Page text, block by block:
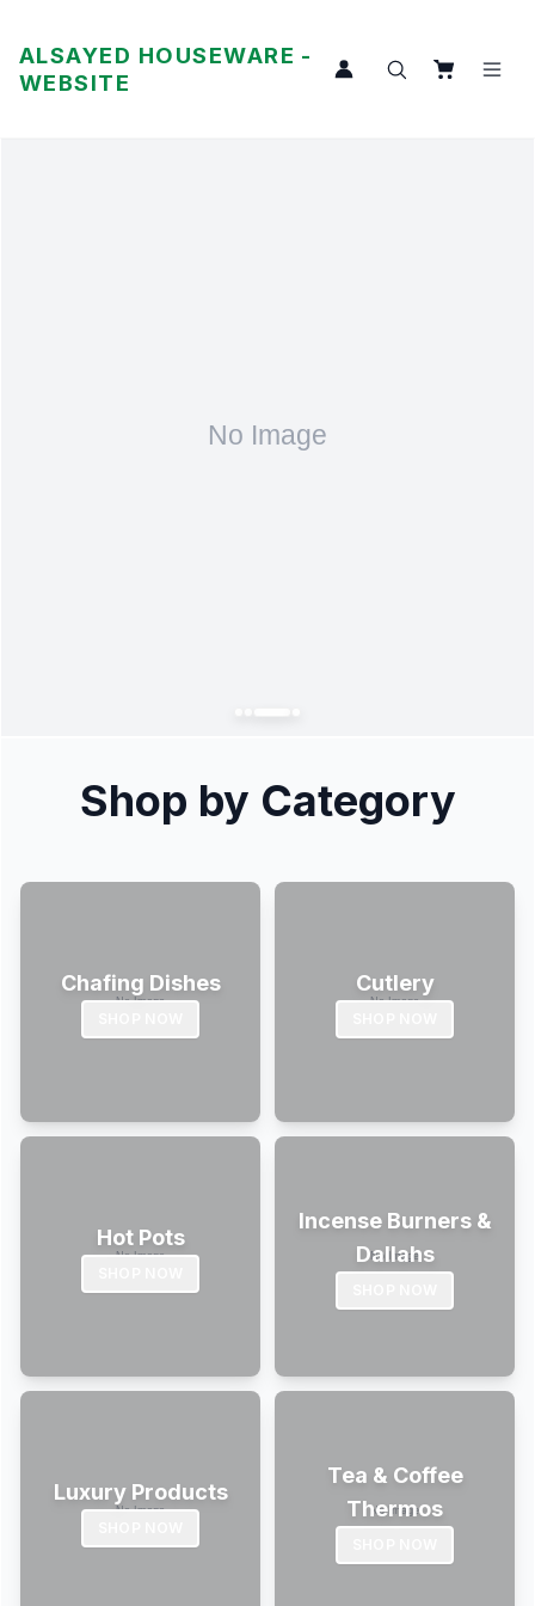
ALSAYED HOUSEWARE -
WEBSITE
Shop by Category
Chafing Dishes Cutlery
Hot Pots
Incense Burners &
Dallahs
Luxury Products
Tea & Coffee
Thermos